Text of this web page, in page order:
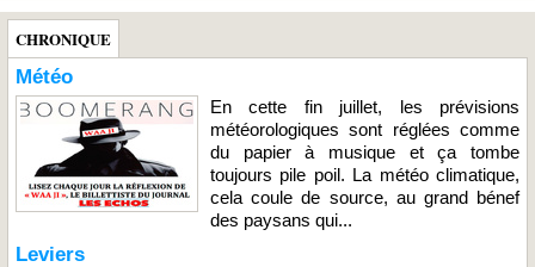
CHRONIQUE
Météo
En cette fin juillet, les prévisions
météorologiques sont réglées comme
du papier à musique et ça tombe
toujours pile poil. La météo climatique,
cela coule de source, au grand bénef
des paysans qui...
Leviers